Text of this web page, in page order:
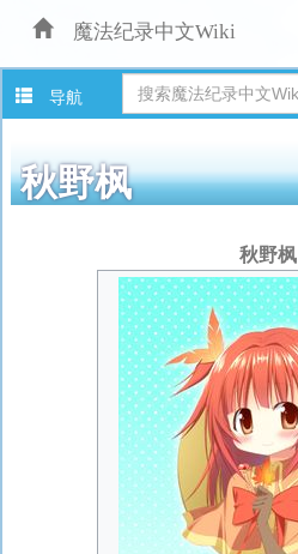
魔法纪录中文Wiki
导航
秋野枫
秋野枫